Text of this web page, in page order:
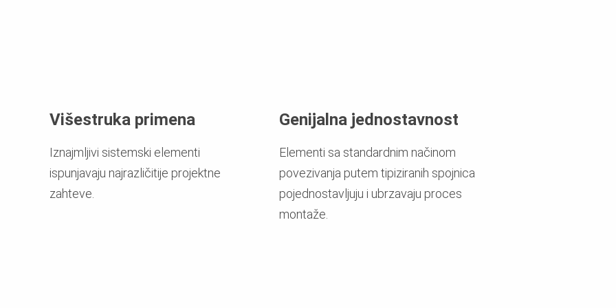
Višestruka primena
Iznajmljivi sistemski elementi
ispunjavaju najrazličitije projektne
zahteve.
Genijalna jednostavnost
Elementi sa standardnim načinom
povezivanja putem tipiziranih spojnica
pojednostavljuju i ubrzavaju proces
montaže.